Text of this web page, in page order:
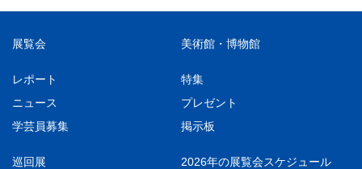
展覧会 美術館・博物館
レポート
特集
ニュース
プレゼント
学芸員募集
掲示板
巡回展 2026年の展覧会スケジュール